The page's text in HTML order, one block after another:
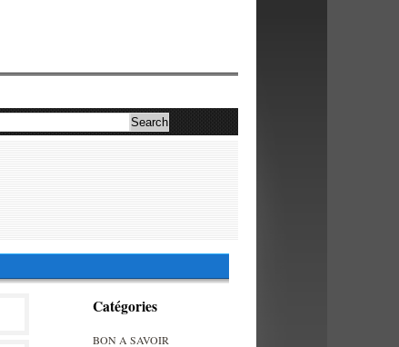
Catégories
BON A SAVOIR